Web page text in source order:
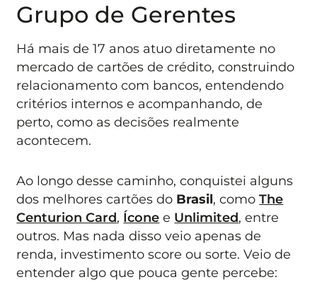
Grupo de Gerentes
Há mais de 17 anos atuo diretamente no
mercado de cartões de crédito, construindo
relacionamento com bancos, entendendo
critérios internos e acompanhando, de
perto, como as decisões realmente
acontecem.
Ao longo desse caminho, conquistei alguns
dos melhores cartões do Brasil, comoThe
Centurion Card, Ícone e Unlimited, entre
outros. Mas nada disso veio apenas de
renda, investimento score ou sorte. Veio de
entender algo que pouca gente percebe: